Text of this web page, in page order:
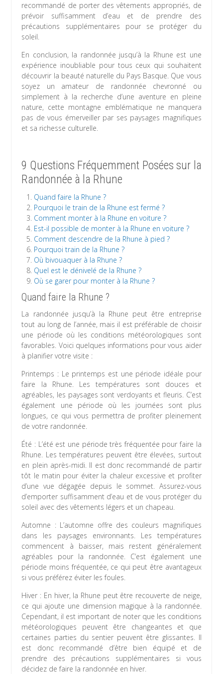
recommandé de porter des vêtements appropriés, de
prévoir suffisamment d’eau et de prendre des
précautions supplémentaires pour se protéger du
soleil.
En conclusion, la randonnée jusqu’à la Rhune est une
expérience inoubliable pour tous ceux qui souhaitent
découvrir la beauté naturelle du Pays Basque. Que vous
soyez un amateur de randonnée chevronné ou
simplement à la recherche d’une aventure en pleine
nature, cette montagne emblématique ne manquera
pas de vous émerveiller par ses paysages magnifiques
et sa richesse culturelle.
9 Questions Fréquemment Posées sur la
Randonnée à la Rhune
Quand faire la Rhune ?
Pourquoi le train de la Rhune est fermé ?
Comment monter à la Rhune en voiture ?
Est-il possible de monter à la Rhune en voiture ?
Comment descendre de la Rhune à pied ?
Pourquoi train de la Rhune ?
Où bivouaquer à la Rhune ?
Quel est le dénivelé de la Rhune ?
Où se garer pour monter à la Rhune ?
Quand faire la Rhune ?
La randonnée jusqu’à la Rhune peut être entreprise
tout au long de l’année, mais il est préférable de choisir
une période où les conditions météorologiques sont
favorables. Voici quelques informations pour vous aider
à planifier votre visite :
Printemps : Le printemps est une période idéale pour
faire la Rhune. Les températures sont douces et
agréables, les paysages sont verdoyants et fleuris. C’est
également une période où les journées sont plus
longues, ce qui vous permettra de profiter pleinement
de votre randonnée.
Été : L’été est une période très fréquentée pour faire la
Rhune. Les températures peuvent être élevées, surtout
en plein après-midi. Il est donc recommandé de partir
tôt le matin pour éviter la chaleur excessive et profiter
d’une vue dégagée depuis le sommet. Assurez-vous
d’emporter suffisamment d’eau et de vous protéger du
soleil avec des vêtements légers et un chapeau.
Automne : L’automne offre des couleurs magnifiques
dans les paysages environnants. Les températures
commencent à baisser, mais restent généralement
agréables pour la randonnée. C’est également une
période moins fréquentée, ce qui peut être avantageux
si vous préférez éviter les foules.
Hiver : En hiver, la Rhune peut être recouverte de neige,
ce qui ajoute une dimension magique à la randonnée.
Cependant, il est important de noter que les conditions
météorologiques peuvent être changeantes et que
certaines parties du sentier peuvent être glissantes. Il
est donc recommandé d’être bien équipé et de
prendre des précautions supplémentaires si vous
décidez de faire la randonnée en hiver.